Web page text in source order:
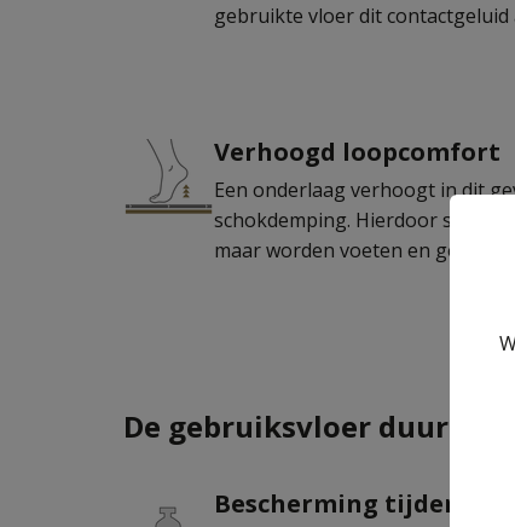
gebruikte vloer dit
Verhoogd loopcomfort
Een onderlaag verhoogt in dit
schokdemping. Hierdoor stijgt
maar worden voeten en
De gebruiksvloer
Bescherming tijdens